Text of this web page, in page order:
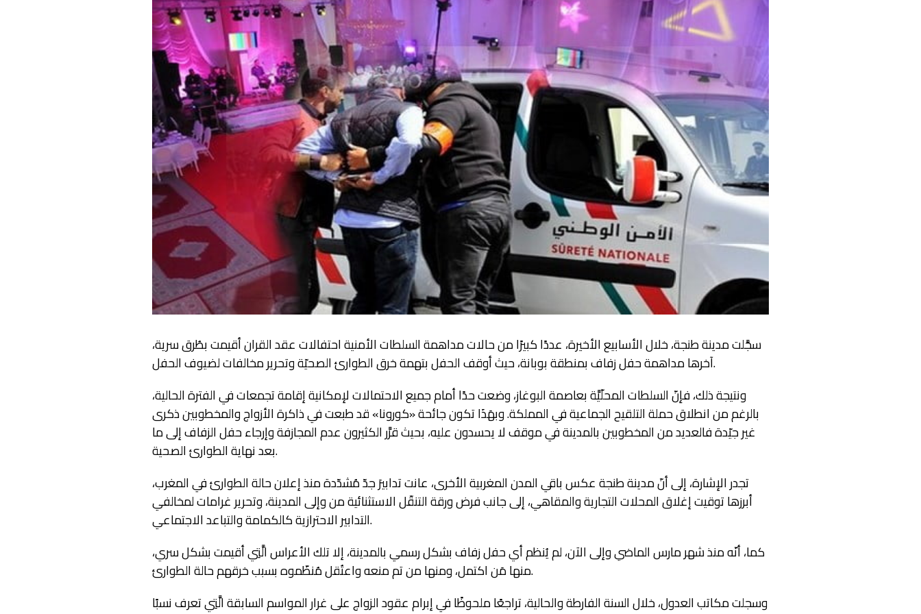
سجَّلت مدينة طنجة، خلال الأسابيع الأخيرة، عددًا كبيرًا من حالات مداهمة السلطات الأمنية احتفالات عقد القران أقيمت بطُرق سرية،
آخرها مداهمة حفل زفاف بمنطقة بوبانة، حيث أوقف الحفل بتهمة خرق الطوارئ الصحيّة وتحرير مخالفات لضيوف الحفل.
ونتيجة ذلك، فإنّ السلطات المحلّيَّة بعاصمة البوغاز، وضعت حدًا أمام جميع الاحتمالات لإمكانية إقامة تجمعات في الفترة الحالية،
بالرغم من انطلاق حملة التلقيح الجماعية في المملكة. وبهَذَا تكون جائحة «كورونا» قد طبعت في ذاكرة الأزواج والمخطوبين ذكرى
غير جيّدة فالعديد من المخطوبين بالمدينة في موقف لا يحسدون عليه، بحيث قرَّر الكثيرون عدم المجازفة وإرجاء حفل الزفاف إلى ما
بعد نهاية الطوارئ الصحية.
تجدر الإشارة، إلى أنّ مدينة طنجة عكس باقي المدن المغربية الأخرى، عانت تدابيرَ جدّ مُشدّدة منذ إعلان حالة الطوارئ في المغرب،
أبرزها توقيت إغلاق المحلات التجارية والمقاهي، إلى جانب فرض ورقة التنقّل الاستثنائية من وإلى المدينة، وتحرير غرامات لمخالفي
التدابير الاحترازية كالكمامة والتباعد الاجتماعي.
كما، أنّه منذ شهر مارس الماضي وإلى الآن، لم يُنظم أي حفل زفاف بشكل رسمي بالمدينة، إلا تلك الأعراس الَّتِي أقيمت بشكل سري،
منها مَن اكتمل، ومنها من تم منعه واعتُقل مُنظّموه بسبب خرقهم حالة الطوارئ.
وسجلت مكاتب العدول، خلال السنة الفارطة والحالية، تراجعًا ملحوظًا في إبرام عقود الزواج على غرار المواسم السابقة الَّتِي تعرف نسبًا